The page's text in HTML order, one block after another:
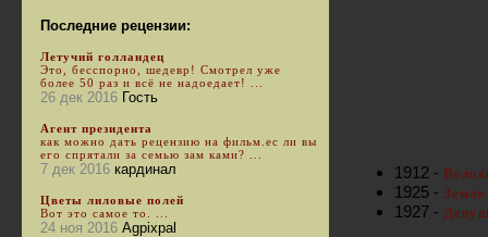
1912 -
1925 -
1927 -
Последние рецензии:
Летучий голландец
Это, бесспорно, шедевр! Смотрел уже
более 50 раз и всё не надоедает! ...
26 дек 2016 Гость
Агент президента
как можно дать рецензию на фильм.ес ли вы
его спрятали за семью зам ками? ...
7 дек 2016 кардинал
Цветы лиловые полей
Вот это самое то. ...
24 ноя 2016 Agpixpal